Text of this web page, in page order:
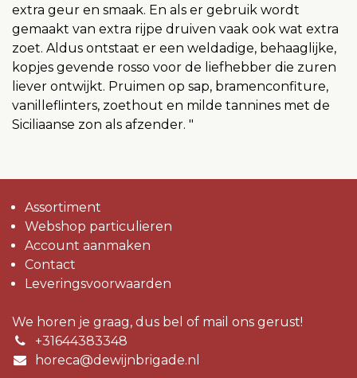
extra geur en smaak. En als er gebruik wordt
gemaakt van extra rijpe druiven vaak ook wat extra
zoet. Aldus ontstaat er een weldadige, behaaglijke,
kopjes gevende rosso voor de liefhebber die zuren
liever ontwijkt. Pruimen op sap, bramenconfiture,
vanilleflinters, zoethout en milde tannines met de
Siciliaanse zon als afzender. "
Assortiment
Webshop particulieren
Account aanmaken
Contact
Leveringsvoorwaarden
We horen je graag, dus bel of mail ons gerust!
+31644383348
horeca@dewijnbrigade.nl